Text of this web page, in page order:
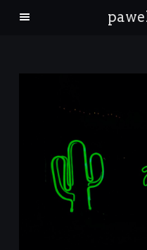
ludzie
natura